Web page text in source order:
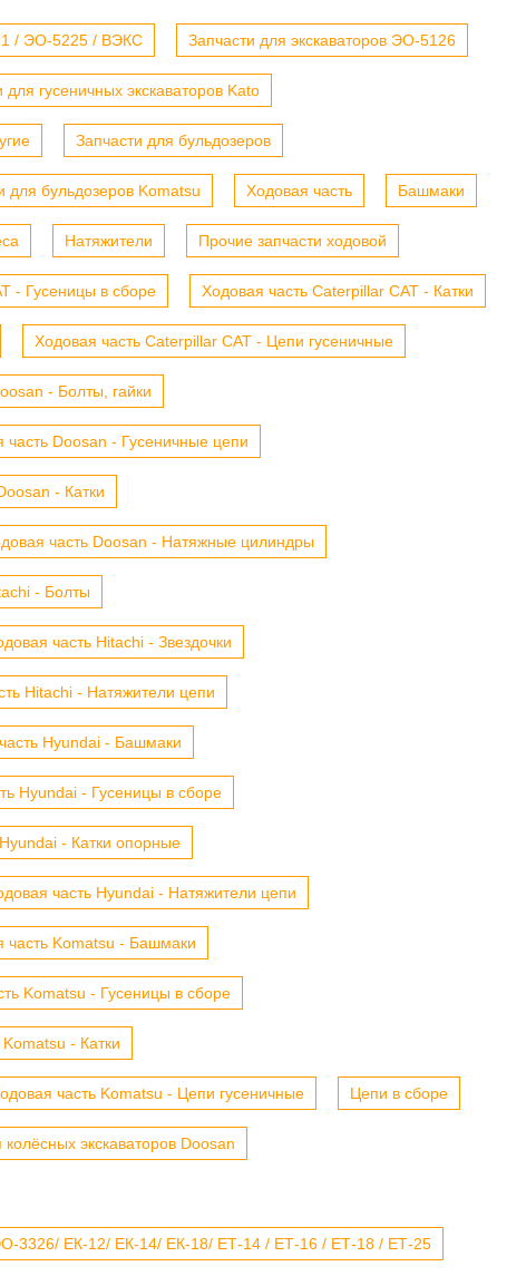
/ ЭО-5225 / ВЭКС Запчасти для экскаваторов ЭО-5126
для гусеничных экскаваторов Kato
Запчасти для бульдозеров
для бульдозеров Komatsu Ходовая часть Башмаки
Натяжители Прочие запчасти ходовой
- Гусеницы в сборе Ходовая часть Caterpillar CAT - Катки
Ходовая часть Caterpillar CAT - Цепи гусеничные
- Болты, гайки
часть Doosan - Гусеничные цепи
- Катки
часть Doosan - Натяжные цилиндры
- Болты
часть Hitachi - Звездочки
Hitachi - Натяжители цепи
Hyundai - Башмаки
Hyundai - Гусеницы в сборе
- Катки опорные
часть Hyundai - Натяжители цепи
часть Komatsu - Башмаки
Komatsu - Гусеницы в сборе
- Катки
часть Komatsu - Цепи гусеничные Цепи в сборе
колёсных экскаваторов Doosan
3326/ ЕК-12/ ЕК-14/ ЕК-18/ ЕТ-14 / ЕТ-16 / ЕТ-18 / ЕТ-25